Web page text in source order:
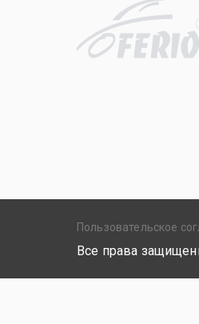
Пользовательское
Все права